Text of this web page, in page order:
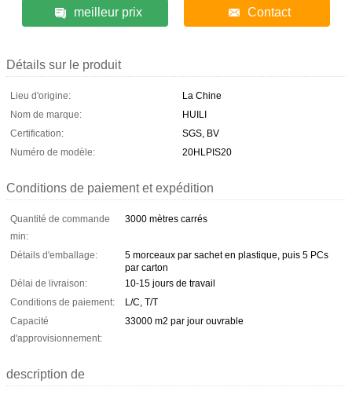
meilleur prix Contact
Détails sur le produit
Lieu d'origine:
La Chine
Nom de marque:
HUILI
Certification:
SGS, BV
Numéro de modèle:
20HLPIS20
Conditions de paiement et expédition
Quantité de commande
min:
3000 mètres carrés
Détails d'emballage:
5 morceaux par sachet en plastique, puis 5 PCs
par carton
Délai de livraison:
10-15 jours de travail
Conditions de paiement:
L/C, T/T
Capacité
d'approvisionnement:
33000 m2 par jour ouvrable
description de